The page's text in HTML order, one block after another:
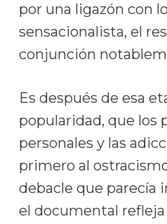
por una ligazón con
sensacionalista, el
conjunción
Es después de esa
popularidad, que los
personales y las
primero al
debacle que parecía
el documental